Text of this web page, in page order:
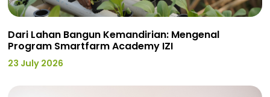
Dari Lahan Bangun Kemandirian: Mengenal
Program Smartfarm Academy IZI
23 July 2026